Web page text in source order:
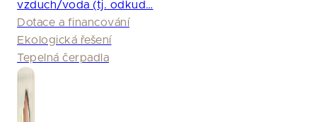
vzduch/voda (tj. odkud…
Dotace a financování
Ekologická řešení
Tepelná čerpadla